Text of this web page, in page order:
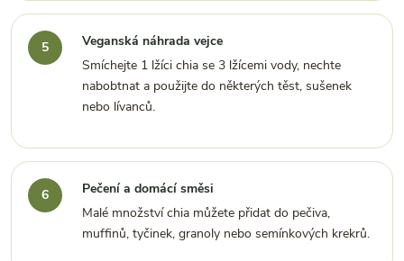
Veganská náhrada vejce
Smíchejte 1 lžíci chia se 3 lžícemi vody, nechte
nabobtnat a použijte do některých těst, sušenek
nebo lívanců.
Pečení a domácí směsi
Malé množství chia můžete přidat do pečiva,
muffinů, tyčinek, granoly nebo semínkových krekrů.